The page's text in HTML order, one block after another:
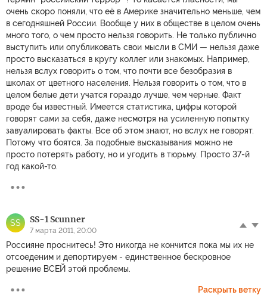
очень скоро поняли, что её в Америке значительно меньше, чем
в сегодняшней России. Вообще у них в обществе в целом очень
много того, о чем просто нельзя говорить. Не только публично
выступить или опубликовать свои мысли в СМИ — нельзя даже
просто высказаться в кругу коллег или знакомых. Например,
нельзя вслух говорить о том, что почти все безобразия в
школах от цветного населения. Нельзя говорить о том, что в
целом белые дети учатся гораздо лучше, чем черные. Факт
вроде бы известный. Имеется статистика, цифры которой
говорят сами за себя, даже несмотря на усиленную попытку
завуалировать факты. Все об этом знают, но вслух не говорят.
Потому что боятся. За подобные высказывания можно не
просто потерять работу, но и угодить в тюрьму. Просто 37-й
год какой-то.
SS SS-1 Scunner
7 марта 2011, 20:00
Россияне проснитесь! Это никогда не кончится пока мы их не
отсоеденим и депортируем - единственное бескровное
решение ВСЕЙ этой проблемы.
Раскрыть ветку